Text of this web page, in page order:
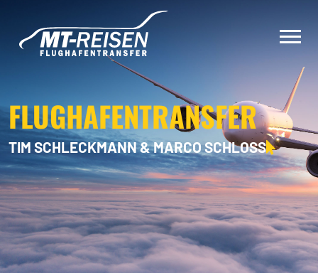
FLUGHAFENTRANSFER
TIM SCHLECKMANN & MARCO SCHLOSS